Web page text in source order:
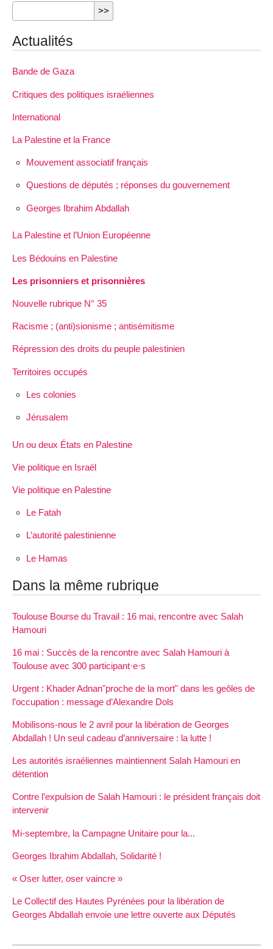
Actualités
Bande de Gaza
Critiques des politiques israéliennes
International
La Palestine et la France
Mouvement associatif français
Questions de députés ; réponses du gouvernement
Georges Ibrahim Abdallah
La Palestine et l’Union Européenne
Les Bédouins en Palestine
Les prisonniers et prisonnières
Nouvelle rubrique N° 35
Racisme ; (anti)sionisme ; antisémitisme
Répression des droits du peuple palestinien
Territoires occupés
Les colonies
Jérusalem
Un ou deux États en Palestine
Vie politique en Israël
Vie politique en Palestine
Le Fatah
L’autorité palestinienne
Le Hamas
Dans la même rubrique
Toulouse Bourse du Travail : 16 mai, rencontre avec Salah
Hamouri
16 mai : Succès de la rencontre avec Salah Hamouri à
Toulouse avec 300 participant·e·s
Urgent : Khader Adnan"proche de la mort" dans les geôles de
l’occupation : message d’Alexandre Dols
Mobilisons-nous le 2 avril pour la libération de Georges
Abdallah ! Un seul cadeau d’anniversaire : la lutte !
Les autorités israéliennes maintiennent Salah Hamouri en
détention
Contre l’expulsion de Salah Hamouri : le président français doit
intervenir
Mi-septembre, la Campagne Unitaire pour la...
Georges Ibrahim Abdallah, Solidarité !
« Oser lutter, oser vaincre »
Le Collectif des Hautes Pyrénées pour la libération de
Georges Abdallah envoie une lettre ouverte aux Députés